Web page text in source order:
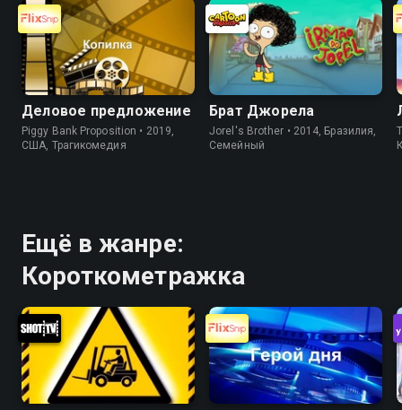
Деловое предложение
Piggy Bank Proposition • 2019,
США, Трагикомедия
Брат Джорела
Jorel's Brother • 2014, Бразилия,
Cемейный
Ещё в жанре:
Короткометражка